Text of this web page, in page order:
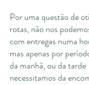
Por uma questão de
rotas, não nos
com entregas numa
mas apenas por
da manhã, ou da
necessitamos da